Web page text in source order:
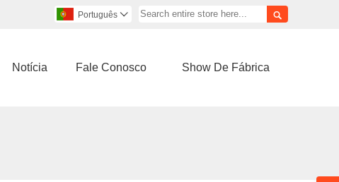

Português 
Notícia Fale Conosco Show De Fábrica